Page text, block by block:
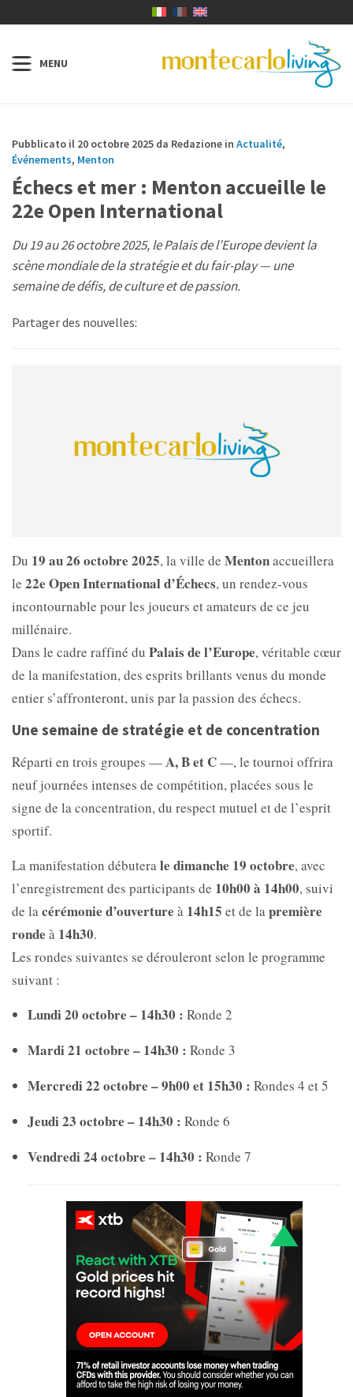
Pubblicato il 20 octobre 2025 da Redazione in Actualité,
Événements, Menton
Échecs et mer : Menton accueille le
22e Open International
Du 19 au 26 octobre 2025, le Palais de l’Europe devient la
scène mondiale de la stratégie et du fair-play — une
semaine de défis, de culture et de passion.
Partager des nouvelles:
Du 19 au 26 octobre 2025, la ville de Mentonaccueillera
le 22e Open International d’Échecs, un rendez-vous
incontournable pour les joueurs et amateurs de ce jeu
millénaire.
Dans le cadre raffiné du Palais de l’Europe, véritable cœur
de la manifestation, des esprits brillants venus du monde
entier s’affronteront, unis par la passion des échecs.
Une semaine de stratégie et de concentration
Réparti en trois groupes —A, B et C—, le tournoi offrira
neuf journées intenses de compétition, placées sous le
signe de la concentration, du respect mutuel et de l’esprit
sportif.
La manifestation débutera le dimanche 19 octobre, avec
l’enregistrement des participants de 10h00 à 14h00, suivi
de la cérémonie d’ouverture à 14h15 et de la première
ronde à 14h30.
Les rondes suivantes se dérouleront selon le programme
suivant :
Lundi 20 octobre – 14h30 : Ronde 2
Mardi 21 octobre – 14h30 : Ronde 3
Mercredi 22 octobre – 9h00 et 15h30 : Rondes 4 et 5
Jeudi 23 octobre – 14h30 : Ronde 6
Vendredi 24 octobre – 14h30 : Ronde 7